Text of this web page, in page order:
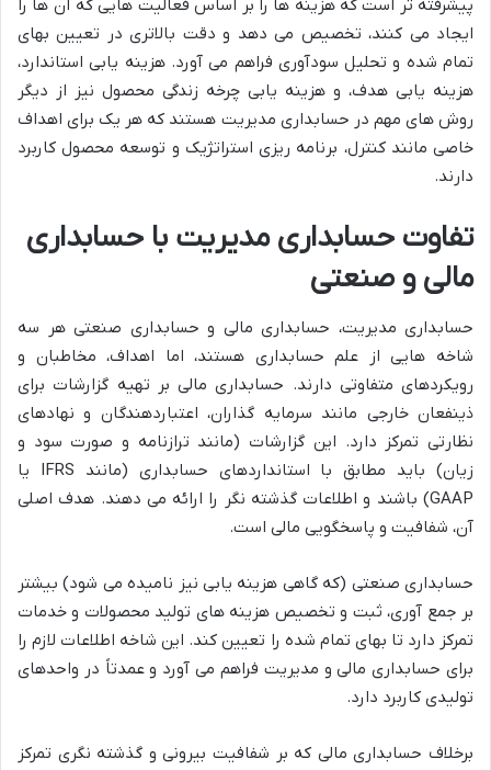
پیشرفته تر است که هزینه ها را بر اساس فعالیت هایی که آن ها را
ایجاد می کنند، تخصیص می دهد و دقت بالاتری در تعیین بهای
تمام شده و تحلیل سودآوری فراهم می آورد. هزینه یابی استاندارد،
هزینه یابی هدف، و هزینه یابی چرخه زندگی محصول نیز از دیگر
روش های مهم در حسابداری مدیریت هستند که هر یک برای اهداف
خاصی مانند کنترل، برنامه ریزی استراتژیک و توسعه محصول کاربرد
دارند.
تفاوت حسابداری مدیریت با حسابداری
مالی و صنعتی
حسابداری مدیریت، حسابداری مالی و حسابداری صنعتی هر سه
شاخه هایی از علم حسابداری هستند، اما اهداف، مخاطبان و
رویکردهای متفاوتی دارند. حسابداری مالی بر تهیه گزارشات برای
ذینفعان خارجی مانند سرمایه گذاران، اعتباردهندگان و نهادهای
نظارتی تمرکز دارد. این گزارشات (مانند ترازنامه و صورت سود و
زیان) باید مطابق با استانداردهای حسابداری (مانند IFRS یا
GAAP) باشند و اطلاعات گذشته نگر را ارائه می دهند. هدف اصلی
آن، شفافیت و پاسخگویی مالی است.
حسابداری صنعتی (که گاهی هزینه یابی نیز نامیده می شود) بیشتر
بر جمع آوری، ثبت و تخصیص هزینه های تولید محصولات و خدمات
تمرکز دارد تا بهای تمام شده را تعیین کند. این شاخه اطلاعات لازم را
برای حسابداری مالی و مدیریت فراهم می آورد و عمدتاً در واحدهای
تولیدی کاربرد دارد.
برخلاف حسابداری مالی که بر شفافیت بیرونی و گذشته نگری تمرکز